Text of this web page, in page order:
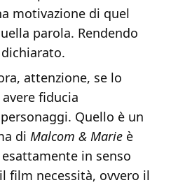
motivazione di quel
parola. Rendendo
attenzione, se lo
fiducia
Quello è un
di Malcom & Marie è
in senso
film necessità, ovvero il